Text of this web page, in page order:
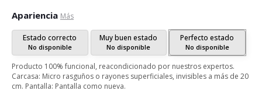
Apariencia Más
Estado correcto
No disponible
Muy buen estado
No disponible
Perfecto estado
No disponible
Producto 100% funcional, reacondicionado por nuestros expertos.
Carcasa: Micro rasguños o rayones superficiales, invisibles a más de 20
cm. Pantalla: Pantalla como nueva.